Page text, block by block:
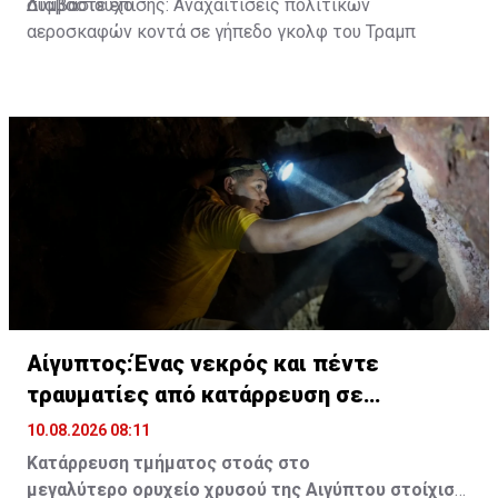
συμβασιούχο.
Διαβάστε επίσης: Αναχαιτίσεις πολιτικών
αεροσκαφών κοντά σε γήπεδο γκολφ του Τραμπ
Αίγυπτος:Ένας νεκρός και πέντε
τραυματίες από κατάρρευση σε
χρυσωρυχείο
10.08.2026 08:11
Κατάρρευση τμήματος στοάς στο
μεγαλύτερο ορυχείο χρυσού της Αιγύπτου στοίχισε